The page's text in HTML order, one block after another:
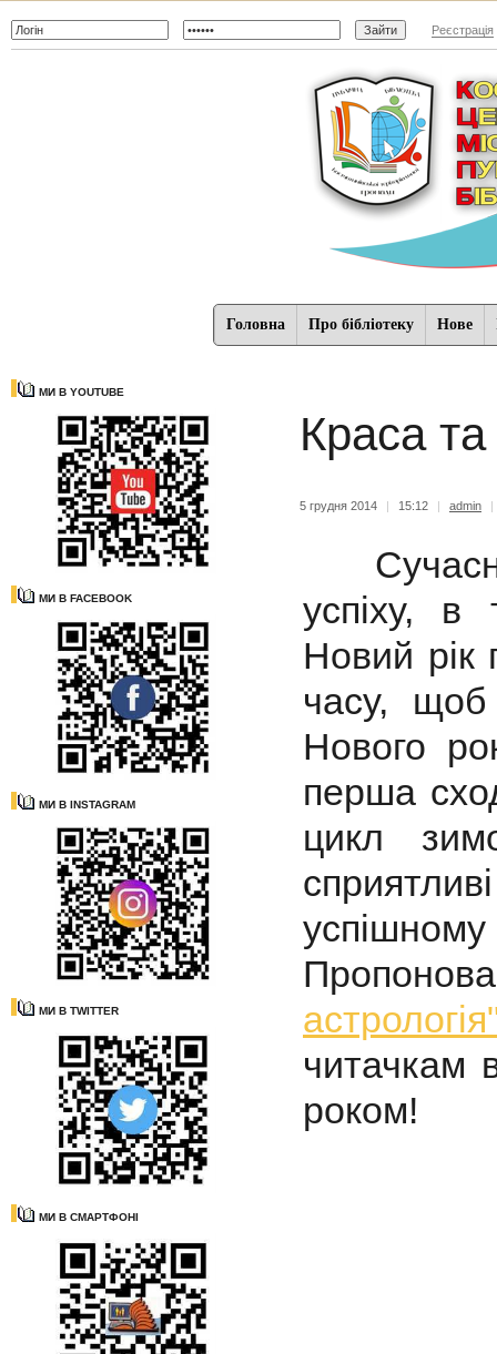
Реєстрація
Головна Про бібліотеку Нове
МИ В YOUTUBE
МИ В FACEBOOK
МИ В INSTAGRAM
МИ В TWITTER
МИ В СМАРТФОНІ
Краса та
5 грудня 2014 | 15:12 | admin |
успіху, в
Новий рік
часу, щоб
Нового
перша
цикл
читачкам
роком!